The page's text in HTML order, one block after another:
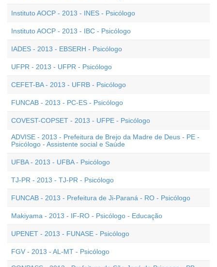
Instituto AOCP - 2013 - INES - Psicólogo
Instituto AOCP - 2013 - IBC - Psicólogo
IADES - 2013 - EBSERH - Psicólogo
UFPR - 2013 - UFPR - Psicólogo
CEFET-BA - 2013 - UFRB - Psicólogo
FUNCAB - 2013 - PC-ES - Psicólogo
COVEST-COPSET - 2013 - UFPE - Psicólogo
ADVISE - 2013 - Prefeitura de Brejo da Madre de Deus - PE -
Psicólogo - Assistente social e Saúde
UFBA - 2013 - UFBA - Psicólogo
TJ-PR - 2013 - TJ-PR - Psicólogo
FUNCAB - 2013 - Prefeitura de Ji-Paraná - RO - Psicólogo
Makiyama - 2013 - IF-RO - Psicólogo - Educação
UPENET - 2013 - FUNASE - Psicólogo
FGV - 2013 - AL-MT - Psicólogo